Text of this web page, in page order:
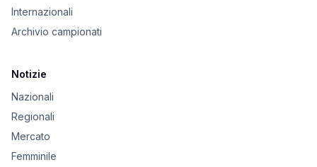
Internazionali
Archivio campionati
Notizie
Nazionali
Regionali
Mercato
Femminile